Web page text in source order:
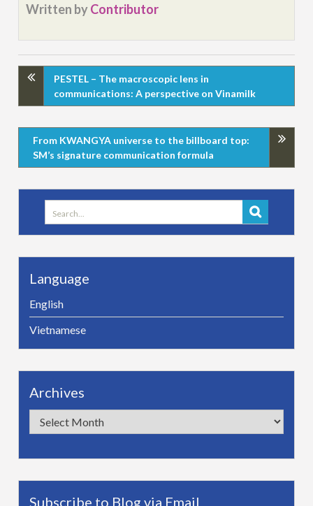
Written byContributor
PESTEL – The macroscopic lens in
communications: A perspective on Vinamilk
From KWANGYA universe to the billboard top:
SM’s signature communication formula
Search
for:
Language
English
Vietnamese
Archives
Archives
Subscribe to Blog via Email